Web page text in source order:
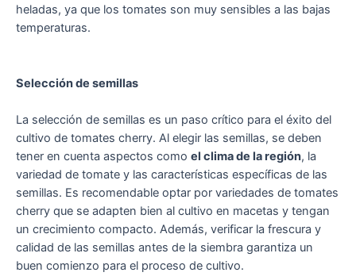
heladas, ya que los tomates son muy sensibles a las bajas
temperaturas.
Selección de semillas
La selección de semillas es un paso crítico para el éxito del
cultivo de tomates cherry. Al elegir las semillas, se deben
tener en cuenta aspectos como el clima de la región, la
variedad de tomate y las características específicas de las
semillas. Es recomendable optar por variedades de tomates
cherry que se adapten bien al cultivo en macetas y tengan
un crecimiento compacto. Además, verificar la frescura y
calidad de las semillas antes de la siembra garantiza un
buen comienzo para el proceso de cultivo.